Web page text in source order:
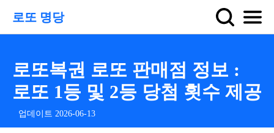
로또 명당
로또복권 로또 판매점 정보 :
로또 1등 및 2등 당첨 횟수 제공
업데이트 2026-06-13